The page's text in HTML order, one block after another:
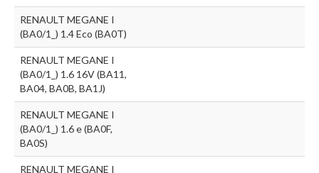
RENAULT MEGANE I
(BA0/1_) 1.4 Eco (BA0T)
RENAULT MEGANE I
(BA0/1_) 1.6 16V (BA11,
BA04, BA0B, BA1J)
RENAULT MEGANE I
(BA0/1_) 1.6 e (BA0F,
BA0S)
RENAULT MEGANE I